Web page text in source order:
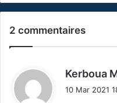
2 commentaires
Kerboua
10 Mar 2021